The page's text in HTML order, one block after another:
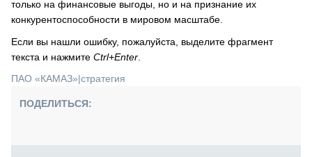
только на финансовые выгоды, но и на признание их
конкурентоспособности в мировом масштабе.
Если вы нашли ошибку, пожалуйста, выделите фрагмент
текста и нажмите Ctrl+Enter
ПАО «КАМАЗ»|стратегия
ПОДЕЛИТЬСЯ: